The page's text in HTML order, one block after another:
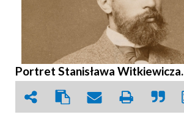
Portret Stanisława Witkiewicza.